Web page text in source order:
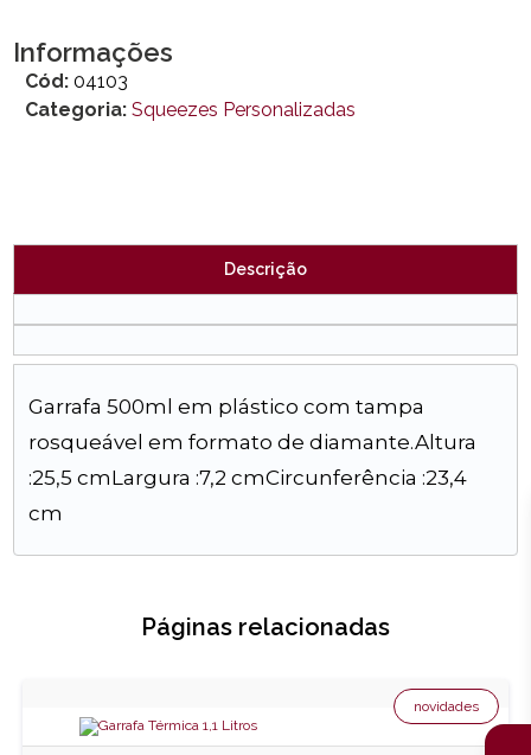
Informações
Cód: 04103
Categoria: Squeezes Personalizadas
Descrição
Garrafa 500ml em plástico com tampa
rosqueável em formato de diamante.Altura
:25,5 cmLargura :7,2 cmCircunferência :23,4
cm
Páginas relacionadas
novidades